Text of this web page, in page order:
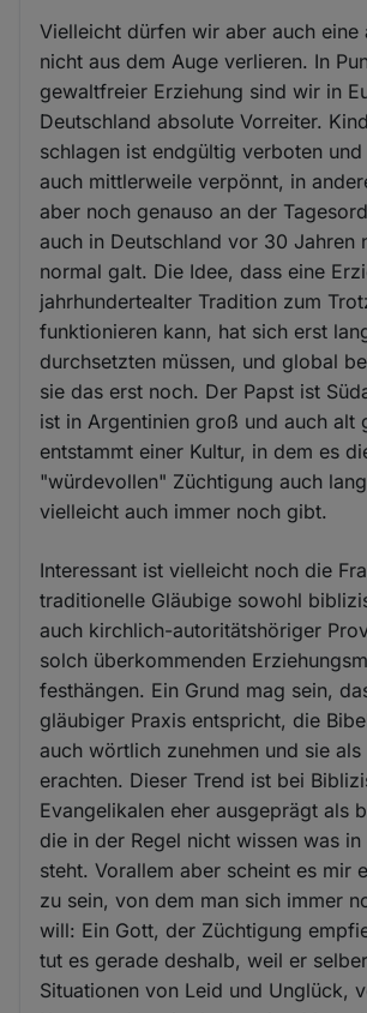
Vielleicht dürfen wir aber auch eine
nicht aus dem Auge verlieren. In
gewaltfreier Erziehung sind wir in
Deutschland absolute Vorreiter.
schlagen ist endgültig verboten
auch mittlerweile verpönnt, in
aber noch genauso an der
auch in Deutschland vor 30 Jahren
normal galt. Die Idee, dass eine
jahrhundertealter Tradition zum
funktionieren kann, hat sich erst
durchsetzten müssen, und global
sie das erst noch. Der Papst ist
ist in Argentinien groß und auch alt
entstammt einer Kultur, in dem es
"würdevollen" Züchtigung auch
vielleicht auch immer noch gibt.
Interessant ist vielleicht noch die
traditionelle Gläubige sowohl
auch kirchlich-autoritätshöriger
solch überkommenden
festhängen. Ein Grund mag sein,
gläubiger Praxis entspricht, die
auch wörtlich zunehmen und sie
erachten. Dieser Trend ist bei
Evangelikalen eher ausgeprägt als
die in der Regel nicht wissen was in
steht. Vorallem aber scheint es mir
zu sein, von dem man sich immer
will: Ein Gott, der Züchtigung
tut es gerade deshalb, weil er
Situationen von Leid und Unglück,